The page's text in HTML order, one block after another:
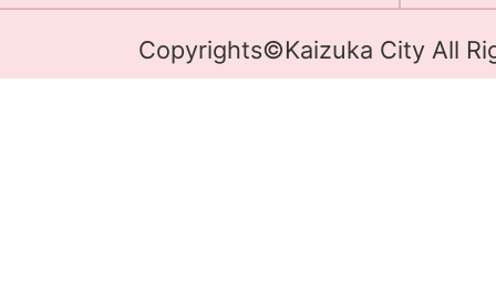
Copyrights©Kaizuka City All